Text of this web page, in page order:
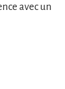
avec un